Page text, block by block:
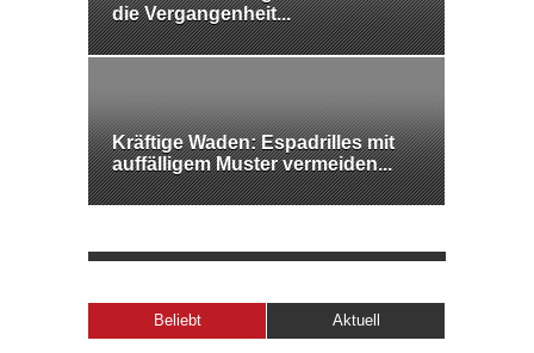
die Vergangenheit...
Kräftige Waden: Espadrilles mit
auffälligem Muster vermeiden...
Beliebt Aktuell